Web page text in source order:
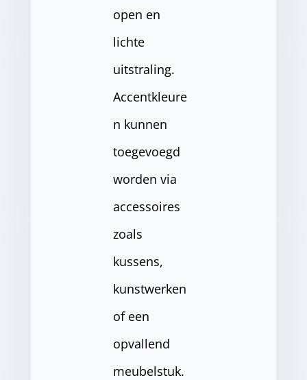
open en
lichte
uitstraling.
Accentkleure
n kunnen
toegevoegd
worden via
accessoires
zoals
kussens,
kunstwerken
of een
opvallend
meubelstuk.